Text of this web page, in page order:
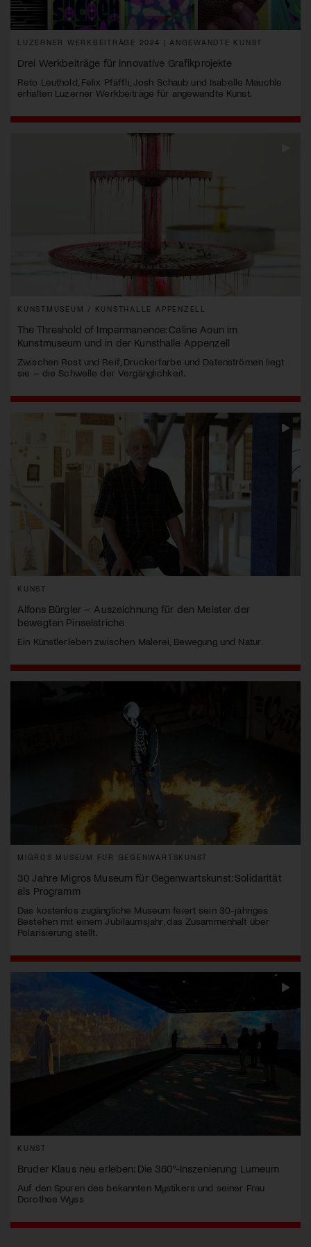
LUZERNER WERKBEITRÄGE 2024 | ANGEWANDTE KUNST
Drei Werkbeiträge für innovative Grafikprojekte
Reto Leuthold, Felix Pfäffli, Josh Schaub und Isabelle Mauchle
erhalten Luzerner Werkbeiträge für angewandte Kunst.
KUNSTMUSEUM / KUNSTHALLE APPENZELL
The Threshold of Impermanence: Caline Aoun im
Kunstmuseum und in der Kunsthalle Appenzell
Zwischen Rost und Reif, Druckerfarbe und Datenströmen liegt
sie – die Schwelle der Vergänglichkeit.
KUNST
Alfons Bürgler – Auszeichnung für den Meister der
bewegten Pinselstriche
Ein Künstlerleben zwischen Malerei, Bewegung und Natur.
MIGROS MUSEUM FÜR GEGENWARTSKUNST
30 Jahre Migros Museum für Gegenwartskunst: Solidarität
als Programm
Das kostenlos zugängliche Museum feiert sein 30-jähriges
Bestehen mit einem Jubiläumsjahr, das Zusammenhalt über
Polarisierung stellt.
KUNST
Bruder Klaus neu erleben: Die 360°-Inszenierung Lumeum
Auf den Spuren des bekannten Mystikers und seiner Frau
Dorothee Wyss